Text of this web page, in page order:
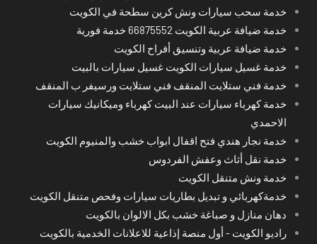
خدمة سحب سيارات ونش كرين سطحة في الكويت
خدمة ضيافة عربية الكويت 66875552 خدمة فورية
خدمة ضيافة عربية وتنسيق أفراح الكويت
خدمة غسيل سيارات الكويت غسيل سيارات بالبيت
خدمة فني ستلايت المنقف فني ستلايت ورسيفر ب المنقف
خدمة كهرباء سيارات عند البيت كهرباء وميكانيك سيارات
الاحمدي
خدمة نجار هندي فتح اقفال ابواب خشب والمنيوم الكويت
خدمة نقل أثاث وعفش الفردوس
خدمة ونش متنقل الكويت
خدمةكهربائي و تبديل بطاريات سيارات وفحص متنقل الكويت
دهان منازل و صباغة خشب بكل الالوان بالكويت
راديو الكويت - أول منصة إذاعية للاعلانات الخدمية بالكويت